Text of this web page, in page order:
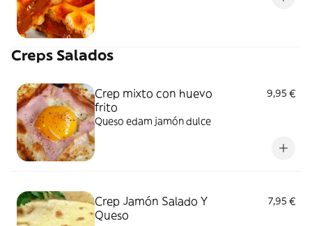
Creps Salados
Crep mixto con huevo
frito
9,95 €
Queso edam jamón dulce
Crep Jamón Salado Y
Queso
7,95 €